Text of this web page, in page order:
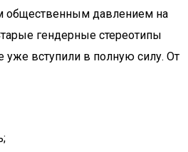
общественным давлением на
гендерные стереотипы
вступили в полную силу. От